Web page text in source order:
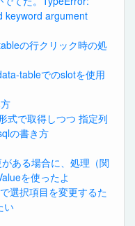
keyword argument
の行クリック時の処
tableでのslotを使用
式で取得しつつ 指定列
の書き方
ある場合に、処理（関
を使ったよ
選択項目を変更するた
い